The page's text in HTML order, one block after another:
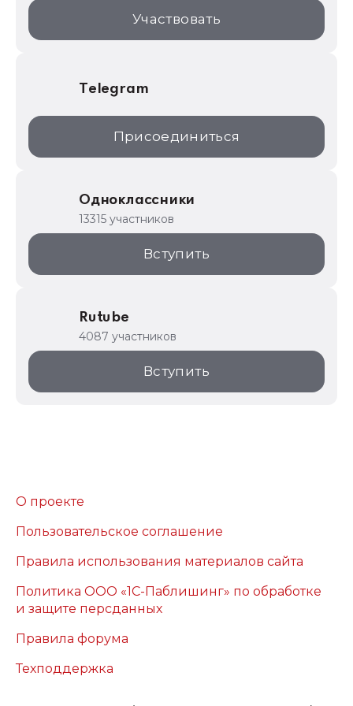
1С:Торговая площадка
Участвовать
Telegram
Присоединиться
Одноклассники
13315 участников
Вступить
Rutube
4087 участников
Вступить
О проекте
Пользовательское соглашение
Правила использования материалов сайта
Политика ООО «1С-Паблишинг» по обработке
и защите персданных
Правила форума
Техподдержка